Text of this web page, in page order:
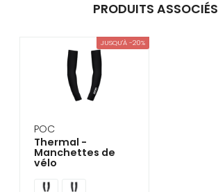
PRODUITS ASSOCIÉS
JUSQU'À -20%
POC
Thermal -
Manchettes de
vélo